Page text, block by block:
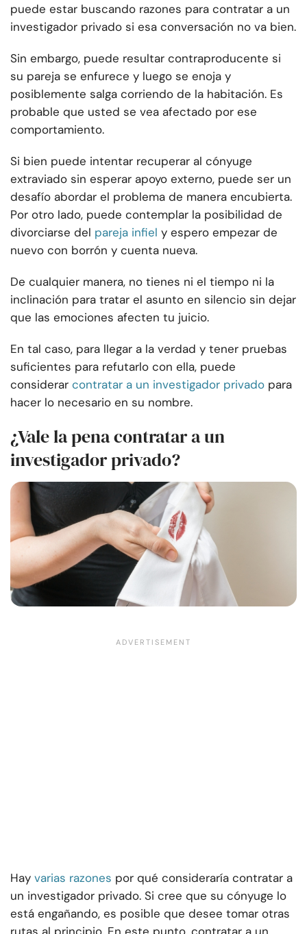
puede estar buscando razones para contratar a un
investigador privado si esa conversación no va bien.
Sin embargo, puede resultar contraproducente si
su pareja se enfurece y luego se enoja y
posiblemente salga corriendo de la habitación. Es
probable que usted se vea afectado por ese
comportamiento.
Si bien puede intentar recuperar al cónyuge
extraviado sin esperar apoyo externo, puede ser un
desafío abordar el problema de manera encubierta.
Por otro lado, puede contemplar la posibilidad de
divorciarse del pareja infiel y espero empezar de
nuevo con borrón y cuenta nueva.
De cualquier manera, no tienes ni el tiempo ni la
inclinación para tratar el asunto en silencio sin dejar
que las emociones afecten tu juicio.
En tal caso, para llegar a la verdad y tener pruebas
suficientes para refutarlo con ella, puede
considerar contratar a un investigador privado para
hacer lo necesario en su nombre.
¿Vale la pena contratar a un
investigador privado?
Hay varias razones por qué consideraría contratar a
un investigador privado. Si cree que su cónyuge lo
está engañando, es posible que desee tomar otras